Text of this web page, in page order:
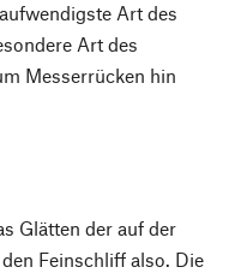
Art des
Art des
Messerrücken hin
Glätten der auf der
Feinschliff also. Die